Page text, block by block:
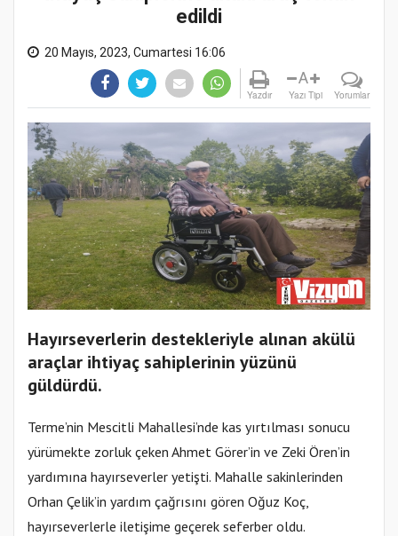
edildi
20 Mayıs, 2023, Cumartesi 16:06
Yazdır
A
Yazı Tipi Yorumlar
Hayırseverlerin destekleriyle alınan akülü
araçlar ihtiyaç sahiplerinin yüzünü
güldürdü.
Terme’nin Mescitli Mahallesi’nde kas yırtılması sonucu
yürümekte zorluk çeken Ahmet Görer’in ve Zeki Ören’in
yardımına hayırseverler yetişti. Mahalle sakinlerinden
Orhan Çelik’in yardım çağrısını gören Oğuz Koç,
hayırseverlerle iletişime geçerek seferber oldu.